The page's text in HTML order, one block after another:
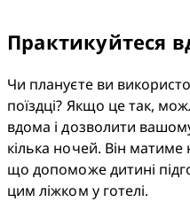
Практикуйтеся
Чи плануєте ви
поїздці? Якщо це так,
вдома і дозволити
кілька ночей. Він
що допоможе дитині
цим ліжком у готелі.